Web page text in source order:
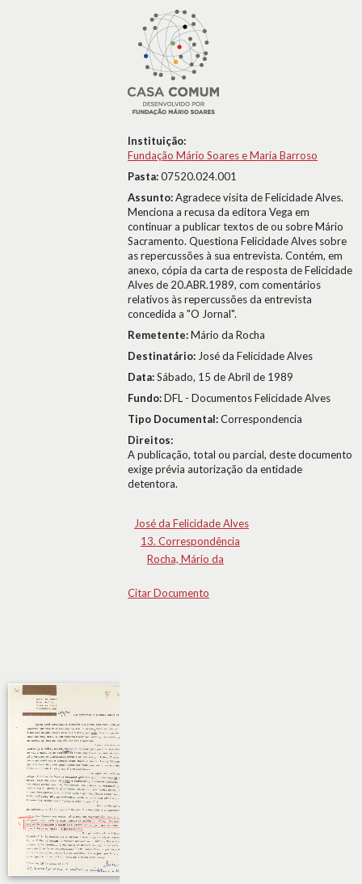
Instituição:
Fundação Mário Soares e Maria Barroso
Pasta:07520.024.001
Assunto:Agradece visita de Felicidade Alves.
Menciona a recusa da editora Vega em
continuar a publicar textos de ou sobre Mário
Sacramento. Questiona Felicidade Alves sobre
as repercussões à sua entrevista. Contém, em
anexo, cópia da carta de resposta de Felicidade
Alves de 20.ABR.1989, com comentários
relativos às repercussões da entrevista
concedida a "O Jornal".
Remetente:Mário da Rocha
Destinatário: José da Felicidade Alves
Data:Sábado, 15 de Abril de 1989
Fundo:DFL - Documentos Felicidade Alves
Tipo Documental:Correspondencia
Direitos:
A publicação, total ou parcial, deste documento
exige prévia autorização da entidade
detentora.
José da Felicidade Alves
13. Correspondência
Rocha, Mário da
Citar Documento